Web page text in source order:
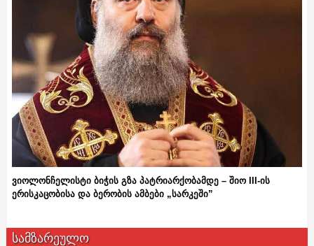
ვიოლონჩელისტი ბიჭის გზა პატრიარქობამდე – შიო III-ის
ერისკაცობისა და ბერობის ამბები „სარკეში”
სამზარეულო